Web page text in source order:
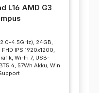
L16 AMD G3
4.5GHz), 24GB,
IPS 1920x1200,
Wi-Fi 7, USB-
57Wh Akku, Win